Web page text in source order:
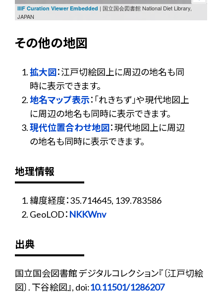
IIIF Curation Viewer Embedded | 国立国会図書館 National Diet Library,
JAPAN
その他の地図
拡大図：江戸切絵図上に周辺の地名も同
時に表示できます。
地名マップ表示：「れきちず」や現代地図上
に周辺の地名も同時に表示できます。
現代位置合わせ地図：現代地図上に周辺
の地名も同時に表示できます。
地理情報
緯度経度：35.714645, 139.783586
GeoLOD： NKKWnv
出典
国立国会図書館 デジタルコレクション『〔江戸切絵
図〕. 下谷絵図』, doi:10.11501/1286207